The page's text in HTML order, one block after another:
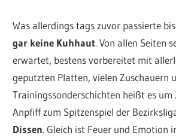
Was allerdings tags zuvor passierte
gar keine Kuhhaut. Von allen Seiten
erwartet, bestens vorbereitet mit
geputzten Platten, vielen Zuschauern
Trainingssonderschichten heißt es
Anpfiff zum Spitzenspiel der
Dissen. Gleich ist Feuer und Emotion